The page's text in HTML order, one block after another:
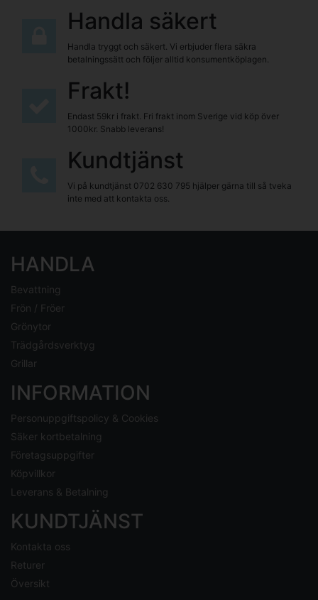
Handla säkert
Handla tryggt och säkert. Vi erbjuder flera säkra
betalningssätt och följer alltid konsumentköplagen.
Frakt!
Endast 59kr i frakt. Fri frakt inom Sverige vid köp över
1000kr. Snabb leverans!
Kundtjänst
Vi på kundtjänst 0702 630 795 hjälper gärna till så tveka
inte med att kontakta oss.
HANDLA
Bevattning
Frön / Fröer
Grönytor
Trädgårdsverktyg
Grillar
INFORMATION
Personuppgiftspolicy & Cookies
Säker kortbetalning
Företagsuppgifter
Köpvillkor
Leverans & Betalning
KUNDTJÄNST
Kontakta oss
Returer
Översikt